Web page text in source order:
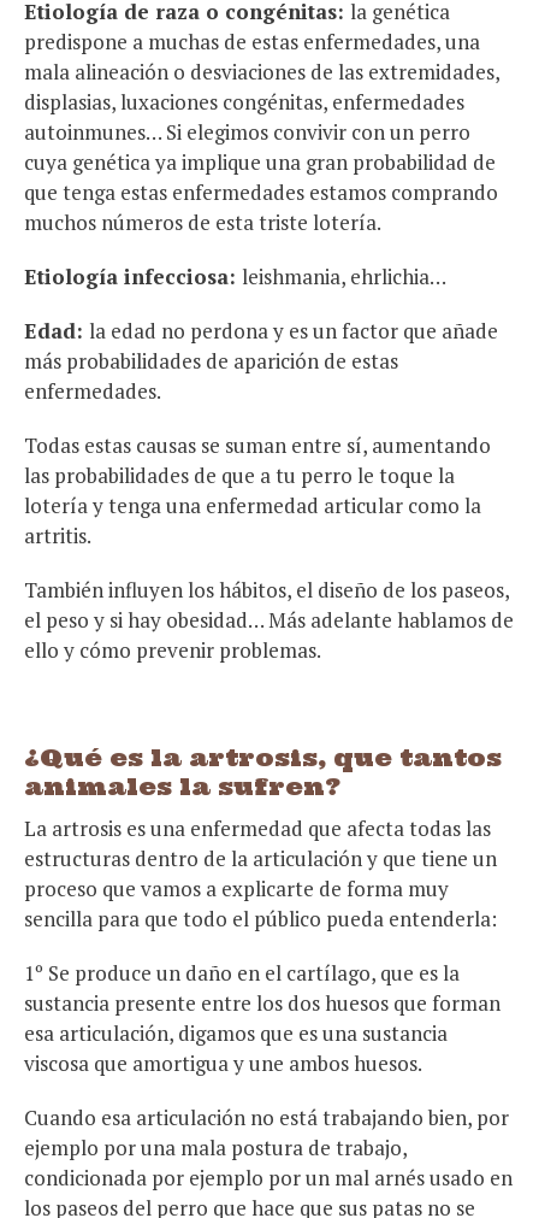
Etiología de raza o congénitas: la genética
predispone a muchas de estas enfermedades, una
mala alineación o desviaciones de las extremidades,
displasias, luxaciones congénitas, enfermedades
autoinmunes… Si elegimos convivir con un perro
cuya genética ya implique una gran probabilidad de
que tenga estas enfermedades estamos comprando
muchos números de esta triste lotería.
Etiología infecciosa: leishmania, ehrlichia…
Edad: la edad no perdona y es un factor que añade
más probabilidades de aparición de estas
enfermedades.
Todas estas causas se suman entre sí, aumentando
las probabilidades de que a tu perro le toque la
lotería y tenga una enfermedad articular como la
artritis.
También influyen los hábitos, el diseño de los paseos,
el peso y si hay obesidad… Más adelante hablamos de
ello y cómo prevenir problemas.
¿Qué es la artrosis, que tantos
animales la sufren?
La artrosis es una enfermedad que afecta todas las
estructuras dentro de la articulación y que tiene un
proceso que vamos a explicarte de forma muy
sencilla para que todo el público pueda entenderla:
1º Se produce un daño en el cartílago, que es la
sustancia presente entre los dos huesos que forman
esa articulación, digamos que es una sustancia
viscosa que amortigua y une ambos huesos.
Cuando esa articulación no está trabajando bien, por
ejemplo por una mala postura de trabajo,
condicionada por ejemplo por un mal arnés usado en
los paseos del perro que hace que sus patas no se